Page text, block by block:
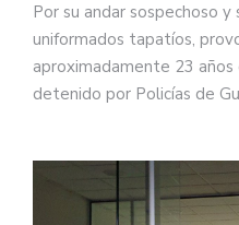
Por su andar sospechoso
uniformados tapatíos,
aproximadamente 23
detenido por Policías de